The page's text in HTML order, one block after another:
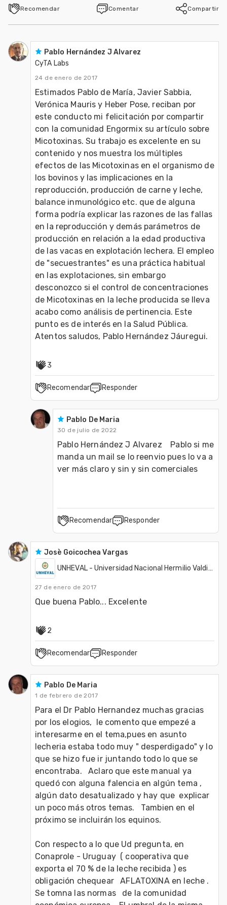
Recomendar Comentar Compartir
Pablo Hernández J Alvarez
CyTA Labs
24 de enero de 2017
Estimados Pablo de María, Javier Sabbia,
Verónica Mauris y Heber Pose, reciban por
este conducto mi felicitación por compartir
con la comunidad Engormix su artículo sobre
Micotoxinas. Su trabajo es excelente en su
contenido y nos muestra los múltiples
efectos de las Micotoxinas en el organismo de
los bovinos y las implicaciones en la
reproducción, producción de carne y leche,
balance inmunológico etc. que de alguna
forma podría explicar las razones de las fallas
en la reproducción y demás parámetros de
producción en relación a la edad productiva
de las vacas en explotación lechera. El empleo
de "secuestrantes" es una práctica habitual
en las explotaciones, sin embargo
desconozco si el control de concentraciones
de Micotoxinas en la leche producida se lleva
acabo como análisis de pertinencia. Este
punto es de interés en la Salud Pública.
Atentos saludos, Pablo Hernández Jáuregui.
3
Recomendar Responder
Pablo De Maria
30 de julio de 2022
Pablo Hernández J Alvarez    Pablo si me
manda un mail se lo reenvio pues lo va a
Recomendar Responder
Josè Goicochea Vargas
UNHEVAL - Universidad Nacional Hermilio Valdizán
27 de enero de 2017
Que buena Pablo... Excelente
2
Recomendar Responder
Pablo De Maria
1 de febrero de 2017
Para el Dr Pablo Hernandez muchas gracias
por los elogios,  le comento que empezé a
interesarme en el tema,pues en asunto
lecheria estaba todo muy " desperdigado" y lo
que se hizo fue ir juntando todo lo que se
encontraba.   Aclaro que este manual ya
quedó con alguna falencia en algún tema ,
algún dato desatualizado y hay que  explicar
un poco más otros temas.   Tambien en el
próximo se incluirán los equinos.
Con respecto a lo que Ud pregunta, en
Conaprole - Uruguay  ( cooperativa que
exporta el 70 % de la leche recibida ) es
obligación chequear   AFLATOXINA en leche .
Se tomna las normas   de la comunidad